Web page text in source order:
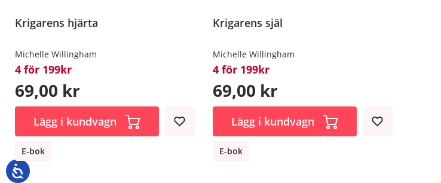
Krigarens hjärta
Michelle Willingham
4 för 199kr
69,00 kr
Lägg i kundvagn
E-bok
Krigarens själ
Michelle Willingham
4 för 199kr
69,00 kr
Lägg i kundvagn
E-bok